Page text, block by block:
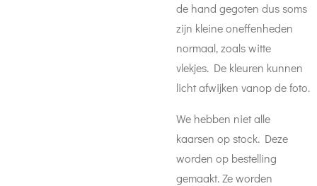
de hand gegoten dus soms
zijn kleine oneffenheden
normaal, zoals witte
vlekjes. De kleuren kunnen
licht afwijken vanop de foto.
We hebben niet alle
kaarsen op stock. Deze
worden op bestelling
gemaakt. Ze worden